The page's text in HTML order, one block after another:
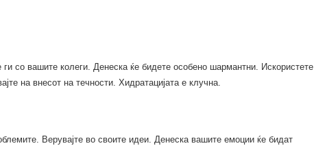
со вашите колеги. Денеска ќе бидете особено шармантни. Искористете
на внесот на течности. Хидратацијата е клучна.
Верувајте во своите идеи. Денеска вашите емоции ќе бидат